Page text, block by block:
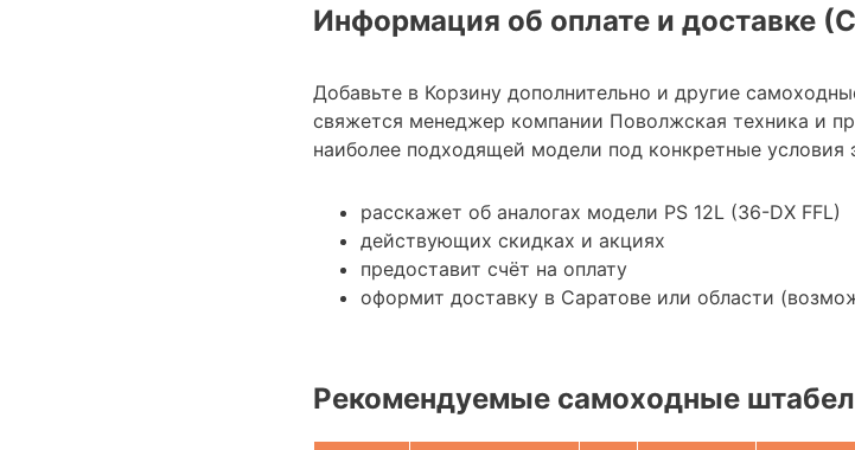
Информация об оплате и доставке
Добавьте в Корзину дополнительно и другие
свяжется менеджер компании Поволжская техника и
наиболее подходящей модели под конкретные условия
расскажет об аналогах модели PS 12L (36-DX FFL)
действующих скидках и акциях
предоставит счёт на оплату
оформит доставку в Саратове или области
Рекомендуемые самоходные